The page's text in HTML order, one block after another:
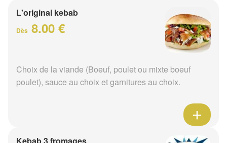
L'original kebab
Dès 8.00 €
Choix de la viande (Boeuf, poulet ou mixte boeuf
poulet), sauce au choix et garnitures au choix.
Kebab 3 fromages